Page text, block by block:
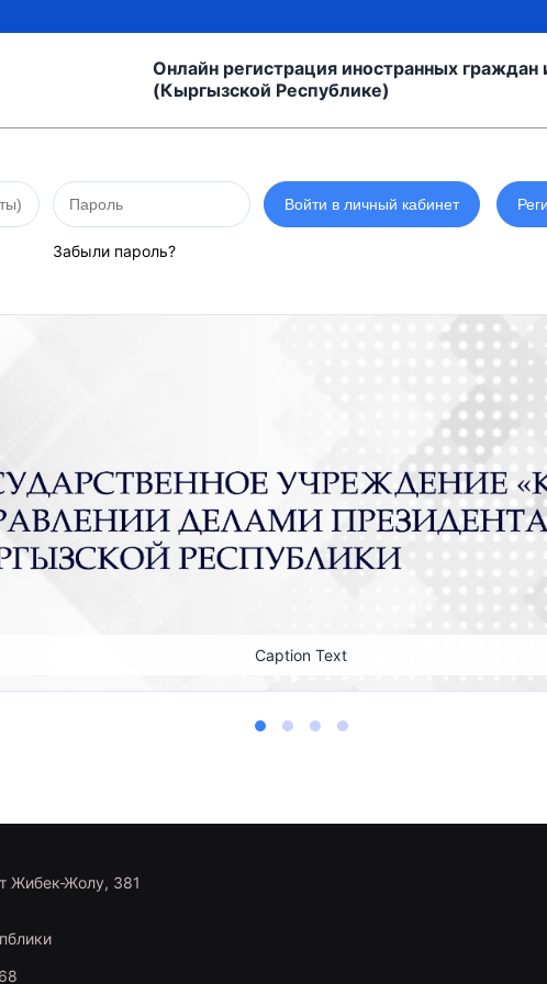
Онлайн регистрация иностранных
(Кыргызской Республике)
Забыли пароль?
Caption Text
Жибек-Жолу, 381